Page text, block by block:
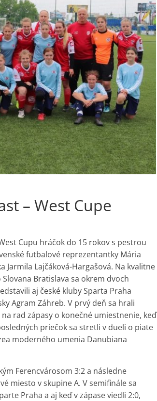
– West Cupe
Cupu hráčok do 15 rokov s pestrou
futbalové reprezentantky Mária
Lajčáková-Hargašová. Na kvalitne
Bratislava sa okrem dvoch
aj české kluby Sparta Praha
Agram Záhreb. V prvý deň sa hrali
rad zápasy o konečné umiestnenie, keď
priečok sa stretli v dueli o piate
moderného umenia Danubiana
Ferencvárosom 3:2 a následne
miesto v skupine A. V semifinále sa
Praha a aj keď v zápase viedli 2:0,